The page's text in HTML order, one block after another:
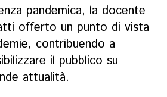
pandemica, la docente
offerto un punto di vista
contribuendo a
il pubblico su
attualità.